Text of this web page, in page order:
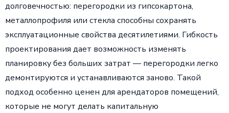
долговечностью: перегородки из гипсокартона,
металлопрофиля или стекла способны сохранять
эксплуатационные свойства десятилетиями. Гибкость
проектирования дает возможность изменять
планировку без больших затрат — перегородки легко
демонтируются и устанавливаются заново. Такой
подход особенно ценен для арендаторов помещений,
которые не могут делать капитальную